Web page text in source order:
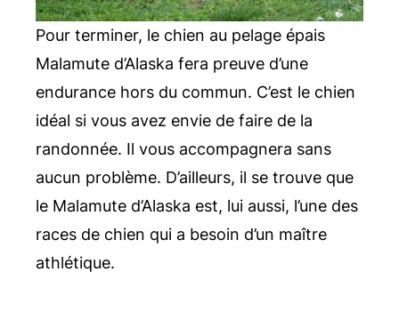
Pour terminer, le chien au pelage épais
Malamute d’Alaska fera preuve d’une
endurance hors du commun. C’est le chien
idéal si vous avez envie de faire de la
randonnée. Il vous accompagnera sans
aucun problème. D’ailleurs, il se trouve que
le Malamute d’Alaska est, lui aussi, l’une des
races de chien qui a besoin d’un maître
athlétique.